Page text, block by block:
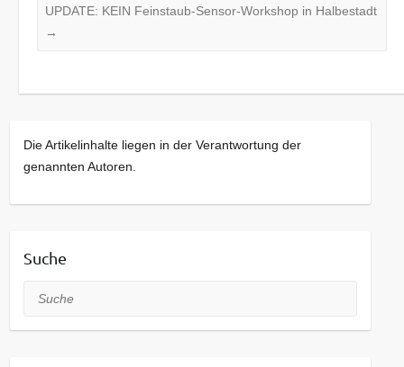
UPDATE: KEIN Feinstaub-Sensor-Workshop in Halbestadt
→
Die Artikelinhalte liegen in der Verantwortung der
genannten Autoren.
Suche
Suche